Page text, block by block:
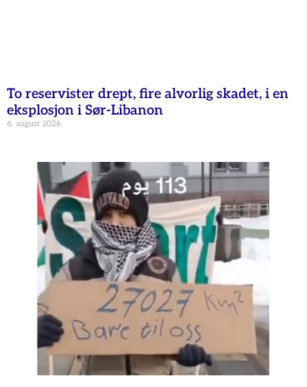
To reservister drept, fire alvorlig skadet, i en
eksplosjon i Sør-Libanon
6. august 2026